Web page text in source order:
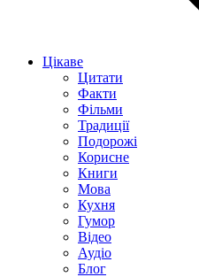
Цікаве
Цитати
Факти
Фільми
Традиції
Подорожі
Корисне
Книги
Мова
Кухня
Гумор
Відео
Аудіо
Блог